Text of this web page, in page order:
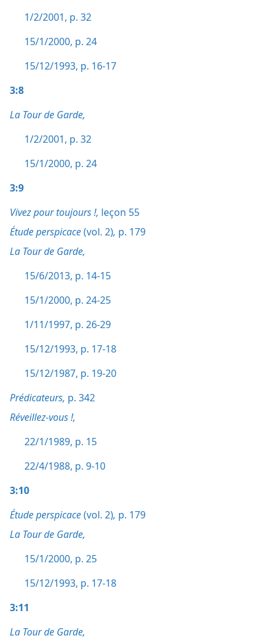
1/2/2001, p. 32
15/1/2000, p. 24
15/12/1993, p. 16-17
3:8
La Tour de Garde,
1/2/2001, p. 32
15/1/2000, p. 24
3:9
Vivez pour toujours !, leçon 55
Étude perspicace(vol. 2), p. 179
La Tour de Garde,
15/6/2013, p. 14-15
15/1/2000, p. 24-25
1/11/1997, p. 26-29
15/12/1993, p. 17-18
15/12/1987, p. 19-20
Prédicateurs, p. 342
Réveillez-vous !,
22/1/1989, p. 15
22/4/1988, p. 9-10
3:10
Étude perspicace(vol. 2), p. 179
La Tour de Garde,
15/1/2000, p. 25
15/12/1993, p. 17-18
3:11
La Tour de Garde,